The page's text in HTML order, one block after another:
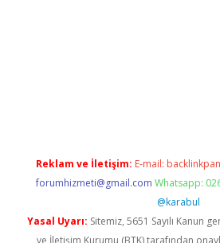
Reklam ve İletişim: E-mail:
forumhizmeti@gmail.com Whatsapp:
@karabul
Yasal Uyarı: Sitemiz, 5651 Sayılı Kanun
ve İletişim Kurumu (BTK) tarafından